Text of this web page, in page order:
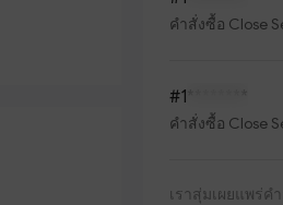
คำสั่งซื้อ Close
#1
คำสั่งซื้อ Close
เราสุ่มเผยแพร่